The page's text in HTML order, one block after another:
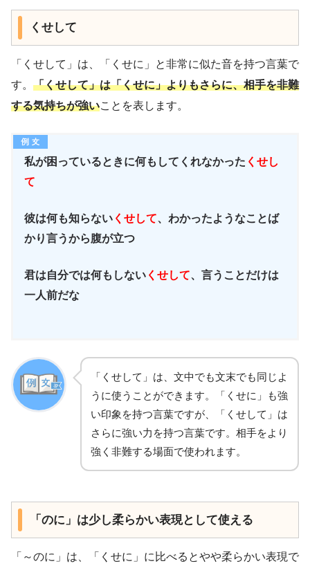
くせして
「くせして」は、「くせに」と非常に似た音を持つ言葉で
す。 「くせして」は「くせに」よりもさらに、相手を非難
する気持ちが強いことを表します。
私が困っているときに何もしてくれなかった くせし
て
彼は何も知らない くせして、わかったようなことば
かり言うから腹が立つ
君は自分では何もしない くせして、言うことだけは
一人前だな
「くせして」は、文中でも文末でも同じよ
うに使うことができます。「くせに」も強
い印象を持つ言葉ですが、「くせして」は
さらに強い力を持つ言葉です。相手をより
強く非難する場面で使われます。
「のに」は少し柔らかい表現として使える
「～のに」は、「くせに」に比べるとやや柔らかい表現で